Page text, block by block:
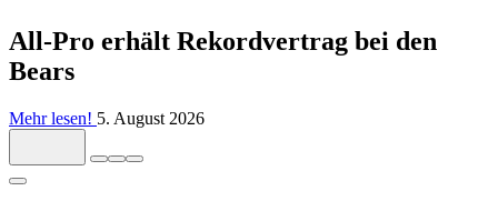
All-Pro erhält Rekordvertrag bei den
Bears
Mehr lesen! 5. August 2026